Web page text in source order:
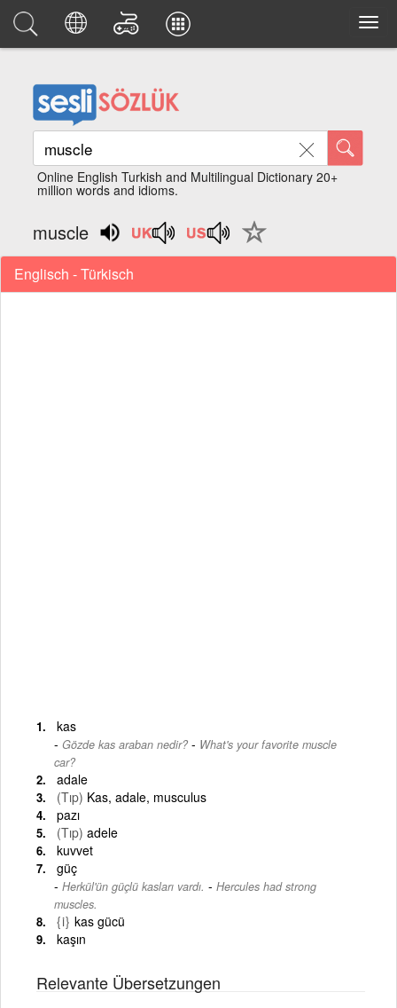
Online English Turkish and Multilingual Dictionary 20+
million words and idioms.
muscle
Englisch - Türkisch
kas
Gözde kas araban nedir? - What's your favorite muscle
car?
adale
(Tıp) Kas, adale, musculus
pazı
(Tıp) adele
kuvvet
güç
Herkül'ün güçlü kasları vardı. - Hercules had strong
muscles.
{i} kas gücü
kaşın
Relevante Übersetzungen